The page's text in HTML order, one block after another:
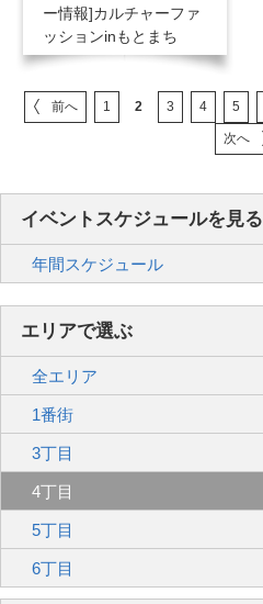
ー情報]カルチャーファ
ッションinもとまち
前へ 1 2 3 4 5
次へ
イベントスケジュールを見る
年間スケジュール
エリアで選ぶ
全エリア
1番街
3丁目
4丁目
5丁目
6丁目